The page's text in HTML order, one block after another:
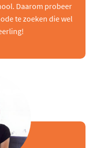
Daarom probeer
te zoeken die wel